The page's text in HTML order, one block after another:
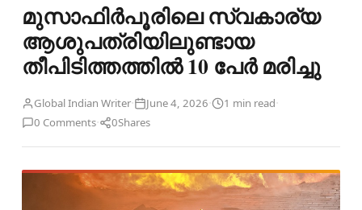
മുസാഫിർപൂരിലെ സ്വകാര്യ
ആശുപത്രിയിലുണ്ടായ
തീപിടിത്തത്തില്‍ 10 പേർ മരിച്ചു
Global Indian Writer· June 4, 2026· 1 min read·
0 Comments· 0Shares